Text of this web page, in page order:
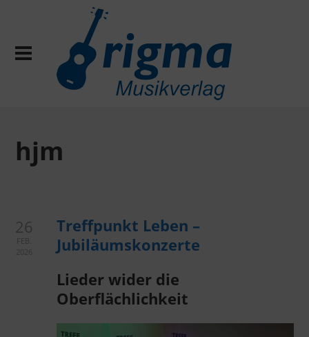
hjm
26
FEB.
2026
Treffpunkt Leben –
Jubiläumskonzerte
Lieder wider die
Oberflächlichkeit